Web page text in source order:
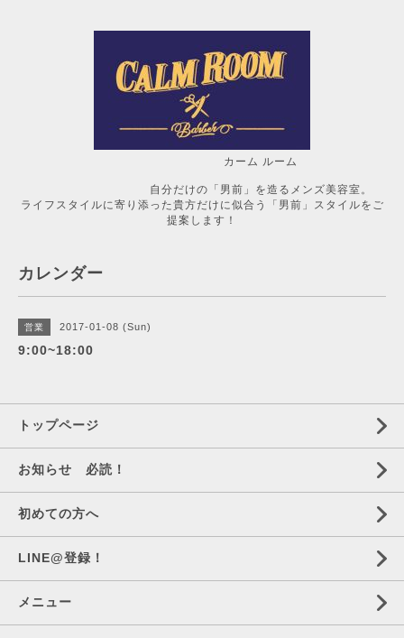
カーム ルーム
自分だけの「男前」を造るメンズ美容室。
ライフスタイルに寄り添った貴方だけに似合う「男前」スタイルをご
提案します！
カレンダー
営業 2017-01-08 (Sun)
9:00~18:00
トップページ
お知らせ 必読！
初めての方へ
LINE@登録！
メニュー